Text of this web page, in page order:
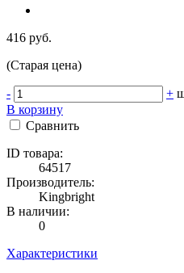
416 руб.
(Старая цена)
- +
В корзину
Сравнить
ID товара:
64517
Производитель:
Kingbright
В наличии:
0
Характеристики